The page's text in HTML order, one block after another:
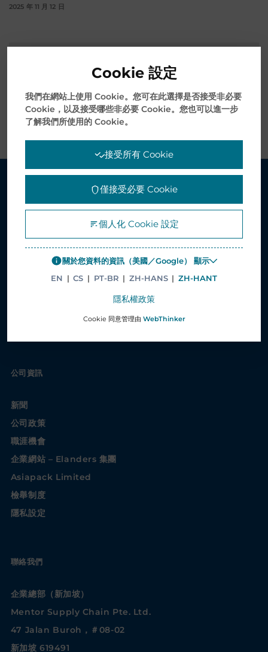
2025 年 11 月 12 日
檔
解決方案
公司資訊
新聞
公司政策
職涯機會
企業網站 – Elanders 集團
Asiapack Limited
檢舉制度
隱私設定
聯絡我們
企業總部（新加坡）
Mentor Supply Chain Pte. Ltd.
47 Jalan Buroh，＃08-02
新加坡 619491
Cookie 設定
我們在網站上使用 Cookie。您可在此選擇是否接受非必要
Cookie，以及接受哪些非必要 Cookie。您也可以進一步
了解我們所使用的 Cookie。
接受所有 Cookie
僅接受必要 Cookie
個人化 Cookie 設定
關於您資料的資訊（美國／Google） 顯示
EN | CS | PT-BR | ZH-HANS | ZH-HANT
隱私權政策
Cookie 同意管理由 WebThinker